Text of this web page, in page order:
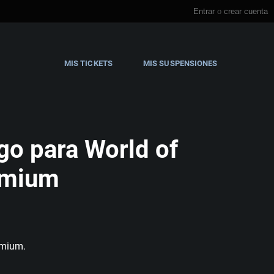
Entrar o crear cuenta
MIS TICKETS MIS SUSPENSIONES
para World of